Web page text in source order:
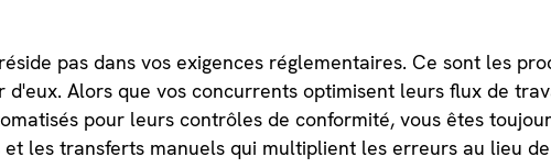
pas dans vos exigences réglementaires. Ce sont les
d'eux. Alors que vos concurrents optimisent leurs flux de
pour leurs contrôles de conformité, vous êtes
les transferts manuels qui multiplient les erreurs au lieu